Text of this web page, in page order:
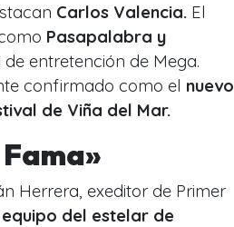
Carlos Valencia. El
Pasapalabra y
de entretención de Mega.
confirmado como el nuevo
de Viña del Mar.
Herrera, exeditor de Primer
del estelar de